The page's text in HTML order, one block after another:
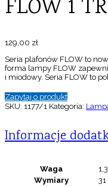
FLOW 1
129,00 zł
Seria plafonów FLOW to
forma lampy FLOW
i miodowy. Seria FLOW to
Zapytaj o produkt
SKU: 1177/1 Kategoria:
Informacje
Waga
Wymiary